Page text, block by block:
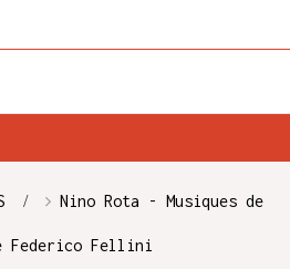
Nino Rota - Musiques de
Federico Fellini